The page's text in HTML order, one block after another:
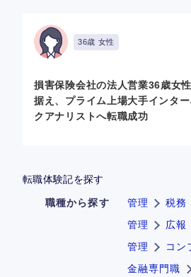
36歳 女性
損害保険会社の法人営業36歳女
据え、プライム上場大手インタ
クアナリストへ転職成功
転職体験記を探す
職種から探す 管理
税務
管理
広報
管理
コン
金融専門職